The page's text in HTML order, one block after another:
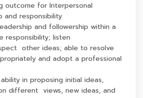
outcome for Interpersonal
and responsibility
and followership within a
responsibility; listen
other ideas; able to resolve
and adopt a professional
ability in proposing initial ideas,
different views, new ideas, and